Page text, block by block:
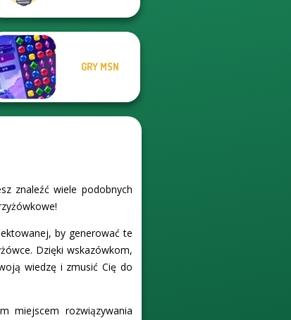
GRY MSN
znaleźć wiele podobnych
by generować te
Dzięki wskazówkom,
wiedzę i zmusić Cię do
miejscem rozwiązywania